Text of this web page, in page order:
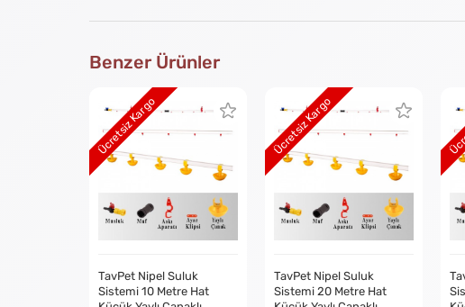
Benzer Ürünler
Ücretsiz Kargo
TavPet Nipel Suluk
Sistemi 10 Metre Hat
Ücretsiz Kargo
TavPet Nipel Suluk
Sistemi 20 Metre Hat